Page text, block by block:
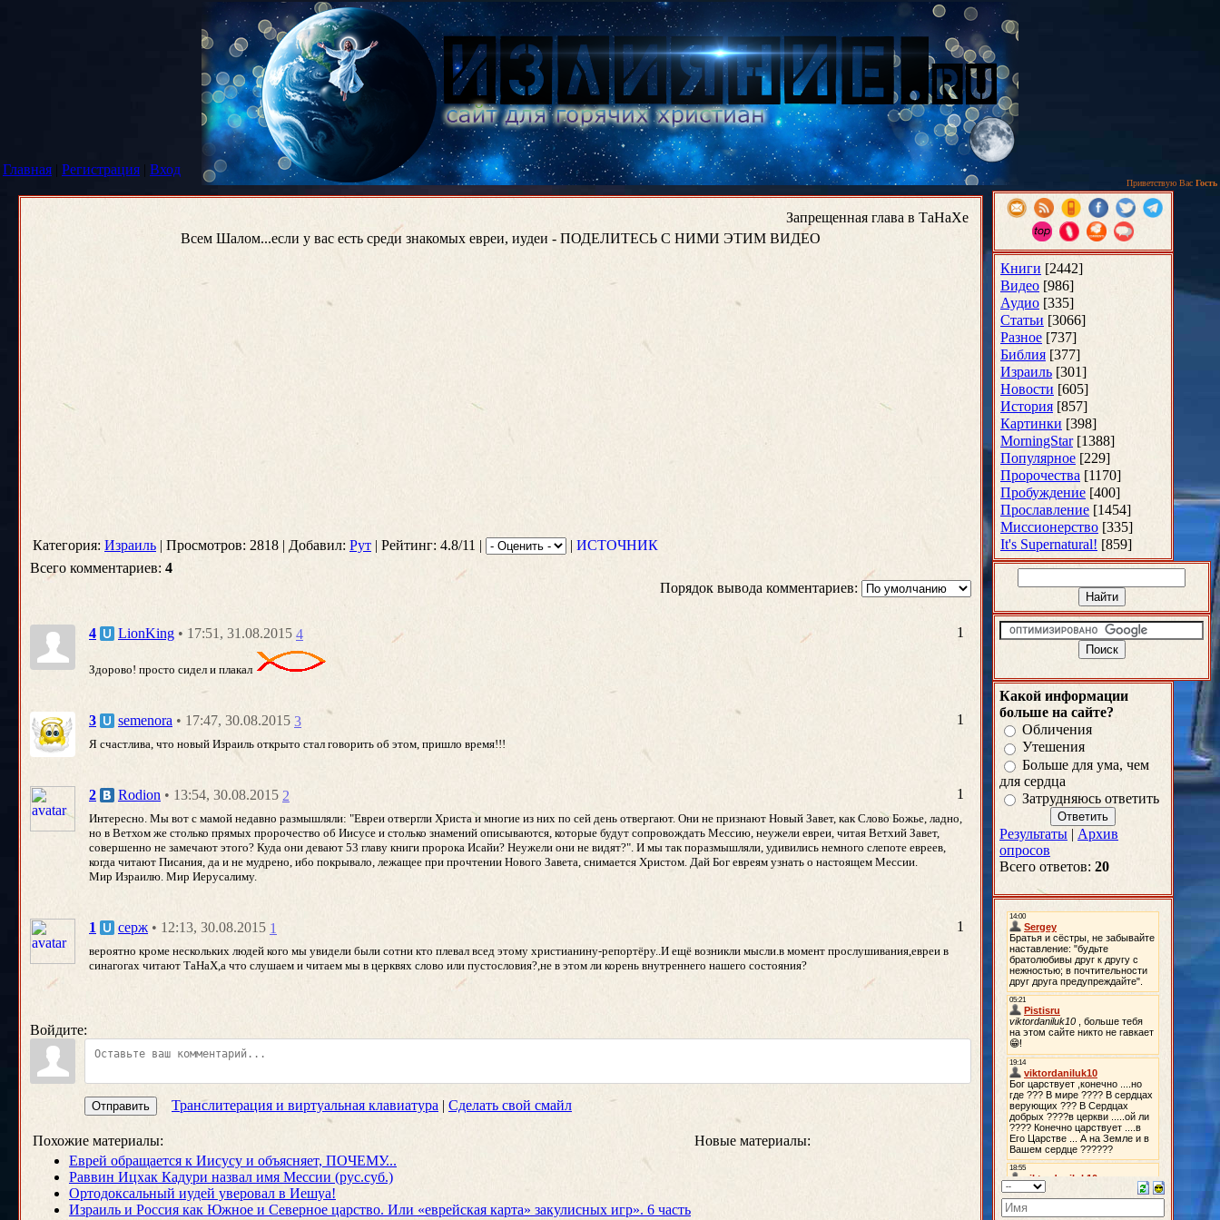
Главная | Регистрация | Вход
Приветствую Вас Гость
Запрещенная глава в ТаНаХе
Всем Шалом...если у вас есть среди знакомых евреи, иудеи - ПОДЕЛИТЕСЬ С НИМИ ЭТИМ ВИДЕО
Категория: Израиль | Просмотров: 2818 | Добавил: Рут | Рейтинг: 4.8/11 | | ИСТОЧНИК
Всего комментариев: 4
Порядок вывода комментариев:
1
4 LionKing • 17:51, 31.08.2015 4
Здорово! просто сидел и плакал
1
3 semenora • 17:47, 30.08.2015 3
Я счастлива, что новый Израиль открыто стал говорить об этом, пришло время!!!
1
2 Rodion • 13:54, 30.08.2015 2
Интересно. Мы вот с мамой недавно размышляли: "Евреи отвергли Христа и многие из них по сей день отвергают. Они не признают Новый Завет, как Слово Божье, ладно,
но в Ветхом же столько прямых пророчество об Иисусе и столько знамений описываются, которые будут сопровождать Мессию, неужели евреи, читая Ветхий Завет,
совершенно не замечают этого? Куда они девают 53 главу книги пророка Исайи? Неужели они не видят?". И мы так поразмышляли, удивились немного слепоте евреев,
когда читают Писания, да и не мудрено, ибо покрывало, лежащее при прочтении Нового Завета, снимается Христом. Дай Бог евреям узнать о настоящем Мессии.
Мир Израилю. Мир Иерусалиму.
1
1 серж • 12:13, 30.08.2015 1
вероятно кроме нескольких людей кого мы увидели были сотни кто плевал всед этому христианину-репортёру..И ещё возникли мысли.в момент прослушивания,евреи в
синагогах читают ТаНаХ,а что слушаем и читаем мы в церквях слово или пустословия?,не в этом ли корень внутреннего нашего состояния?
Войдите:
Отправить Транслитерация и виртуальная клавиатура | Сделать свой смайл
Похожие материалы:
Новые материалы:
Еврей обращается к Иисусу и объясняет, ПОЧЕМУ...
Раввин Ицхак Кадури назвал имя Мессии (рус.суб.)
Ортодоксальный иудей уверовал в Иешуа!
Израиль и Россия как Южное и Северное царство. Или «еврейская карта» закулисных игр». 6 часть
Книги [2442]
Видео [986]
Аудио [335]
Статьи [3066]
Разное [737]
Библия [377]
Израиль [301]
Новости [605]
История [857]
Картинки [398]
MorningStar [1388]
Популярное [229]
Пророчества [1170]
Пробуждение [400]
Прославление [1454]
Миссионерство [335]
It's Supernatural! [859]
Какой информации
больше на сайте?
Обличения
Утешения
Больше для ума, чем
для сердца
Затрудняюсь ответить
Результаты | Архив
опросов
Всего ответов: 20